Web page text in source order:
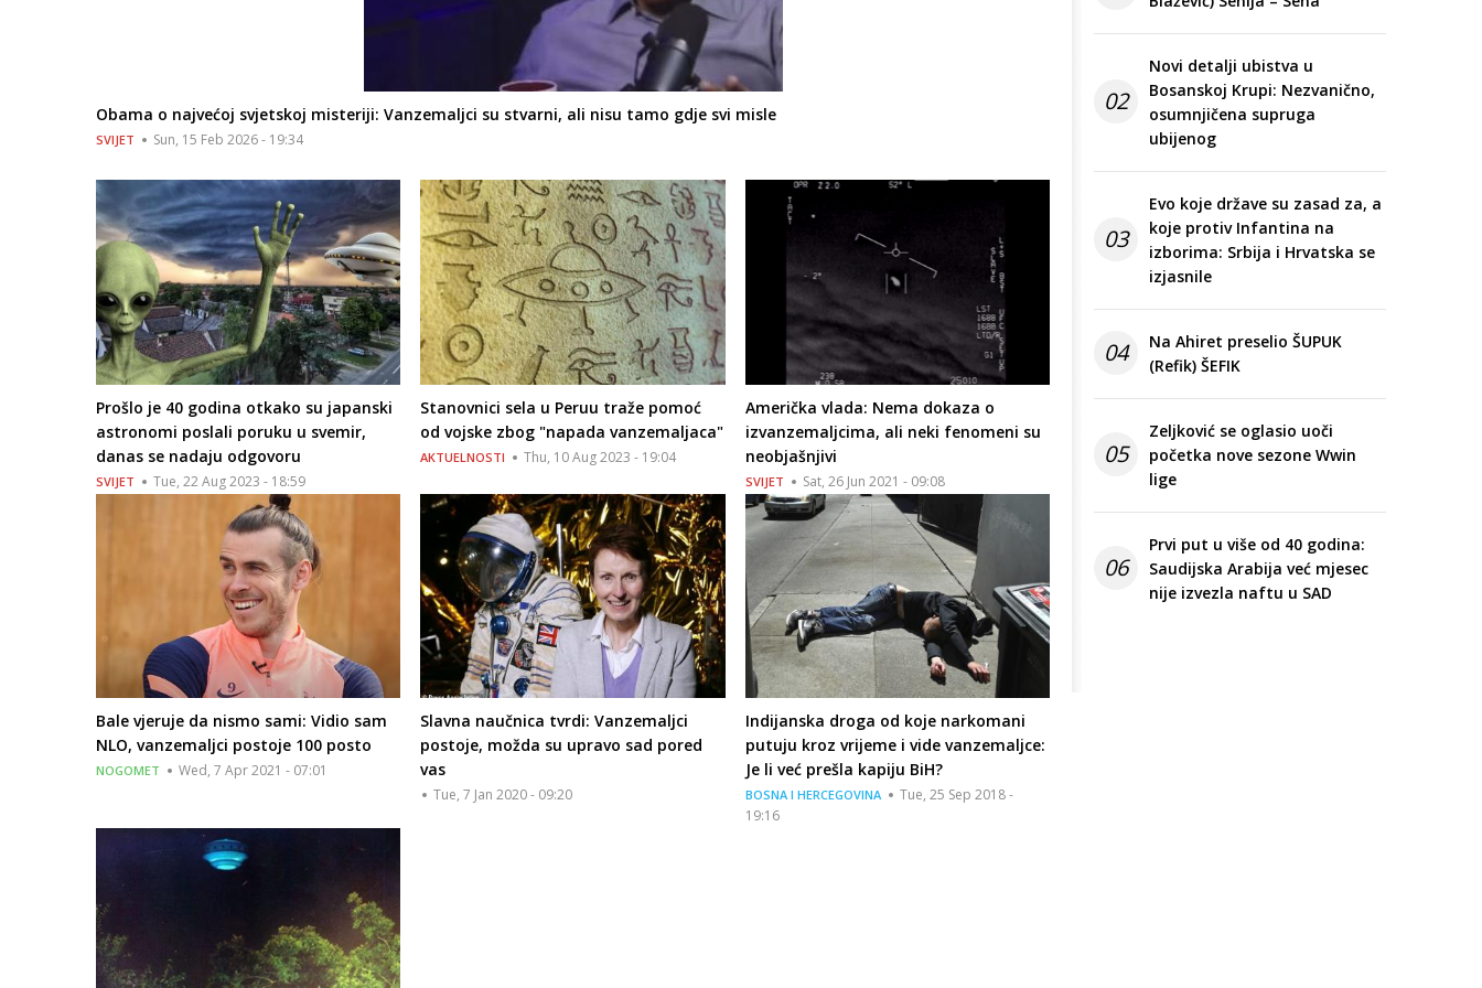
Obama o najvećoj svjetskoj misteriji: Vanzemaljci su stvarni, ali nisu tamo gdje svi misle
SVIJET Sun, 15 Feb 2026 - 19:34
Prošlo je 40 godina otkako su japanski
astronomi poslali poruku u svemir,
danas se nadaju odgovoru
SVIJET Tue, 22 Aug 2023 - 18:59
Stanovnici sela u Peruu traže pomoć
od vojske zbog "napada vanzemaljaca"
AKTUELNOSTI Thu, 10 Aug 2023 - 19:04
Američka vlada: Nema dokaza o
izvanzemaljcima, ali neki fenomeni su
neobjašnjivi
SVIJET Sat, 26 Jun 2021 - 09:08
Bale vjeruje da nismo sami: Vidio sam
NLO, vanzemaljci postoje 100 posto
NOGOMET Wed, 7 Apr 2021 - 07:01
Slavna naučnica tvrdi: Vanzemaljci
postoje, možda su upravo sad pored
vas
Tue, 7 Jan 2020 - 09:20
Indijanska droga od koje narkomani
putuju kroz vrijeme i vide vanzemaljce:
Je li već prešla kapiju BiH?
BOSNA I HERCEGOVINA
Tue, 25 Sep 2018 -
19:16
02
Novi detalji ubistva u
Bosanskoj Krupi: Nezvanično,
osumnjičena supruga
ubijenog
03
Evo koje države su zasad za, a
koje protiv Infantina na
izborima: Srbija i Hrvatska se
izjasnile
04
Na Ahiret preselio ŠUPUK
(Refik) ŠEFIK
05
Zeljković se oglasio uoči
početka nove sezone Wwin
lige
06
Prvi put u više od 40 godina:
Saudijska Arabija već mjesec
nije izvezla naftu u SAD